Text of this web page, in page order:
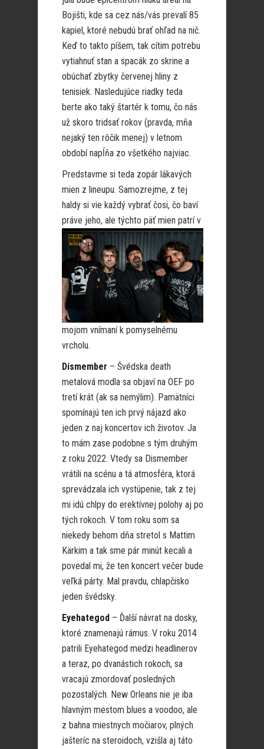
Bojišti, kde sa cez nás/vás prevalí 85
kapiel, ktoré nebudú brať ohľad na nič.
Keď to takto píšem, tak cítim potrebu
vytiahnuť stan a spacák zo skrine a
obúchať zbytky červenej hliny z
tenisiek. Nasledujúce riadky teda
berte ako taký štartér k tomu, čo nás
už skoro tridsať rokov (pravda, mňa
nejaký ten rôčik menej) v letnom
období napĺňa zo všetkého najviac.
Predstavme si teda zopár lákavých
mien z lineupu. Samozrejme, z tej
haldy si vie každý vybrať čosi, čo baví
práve jeho, ale týchto päť mien patrí v
mojom vnímaní k pomyselnému
vrcholu.
Dismember – Švédska death
metalová modla sa objaví na OEF po
tretí krát (ak sa nemýlim). Pamätníci
spomínajú ten ich prvý nájazd ako
jeden z naj koncertov ich životov. Ja
to mám zase podobne s tým druhým
z roku 2022. Vtedy sa Dismember
vrátili na scénu a tá atmosféra, ktorá
sprevádzala ich vystúpenie, tak z tej
mi idú chlpy do erektívnej polohy aj po
tých rokoch. V tom roku som sa
niekedy behom dňa stretol s Mattim
Kärkim a tak sme pár minút kecali a
povedal mi, že ten koncert večer bude
veľká párty. Mal pravdu, chlapčisko
jeden švédsky.
Eyehategod – Ďalší návrat na dosky,
ktoré znamenajú rámus. V roku 2014
patrili Eyehategod medzi headlinerov
a teraz, po dvanástich rokoch, sa
vracajú zmordovať posledných
pozostalých. New Orleans nie je iba
hlavným mestom blues a voodoo, ale
z bahna miestnych močiarov, plných
jašteríc na steroidoch, vzišla aj táto